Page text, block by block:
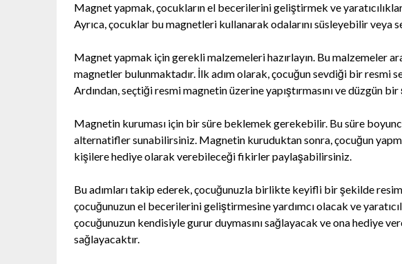
Magnet yapmak, çocukların el becerilerini geliştirmek ve
Ayrıca, çocuklar bu magnetleri kullanarak odalarını süsleyebilir
Magnet yapmak için gerekli malzemeleri hazırlayın. Bu malzemeler
magnetler bulunmaktadır. İlk adım olarak, çocuğun sevdiği bir resmi
Ardından, seçtiği resmi magnetin üzerine yapıştırmasını ve düzgün
Magnetin kuruması için bir süre beklemek gerekebilir. Bu süre
alternatifler sunabilirsiniz. Magnetin kuruduktan sonra, çocuğun
kişilere hediye olarak verebileceği fikirler paylaşabilirsiniz.
Bu adımları takip ederek, çocuğunuzla birlikte keyifli bir şekilde
çocuğunuzun el becerilerini geliştirmesine yardımcı olacak ve
çocuğunuzun kendisiyle gurur duymasını sağlayacak ve ona hediye
sağlayacaktır.